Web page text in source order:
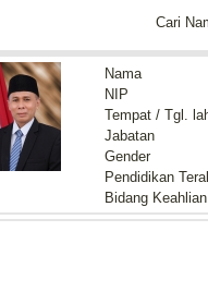
Cari
Nama
NIP
Tempat / Tgl.
Jabatan
Gender
Pendidikan
Bidang Keahlian